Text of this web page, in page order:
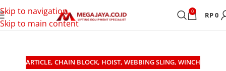
Skip to navigation
Skip to main content
0 RP0
ARTICLE, CHAIN BLOCK, HOIST, WEBBING SLING, WINCH